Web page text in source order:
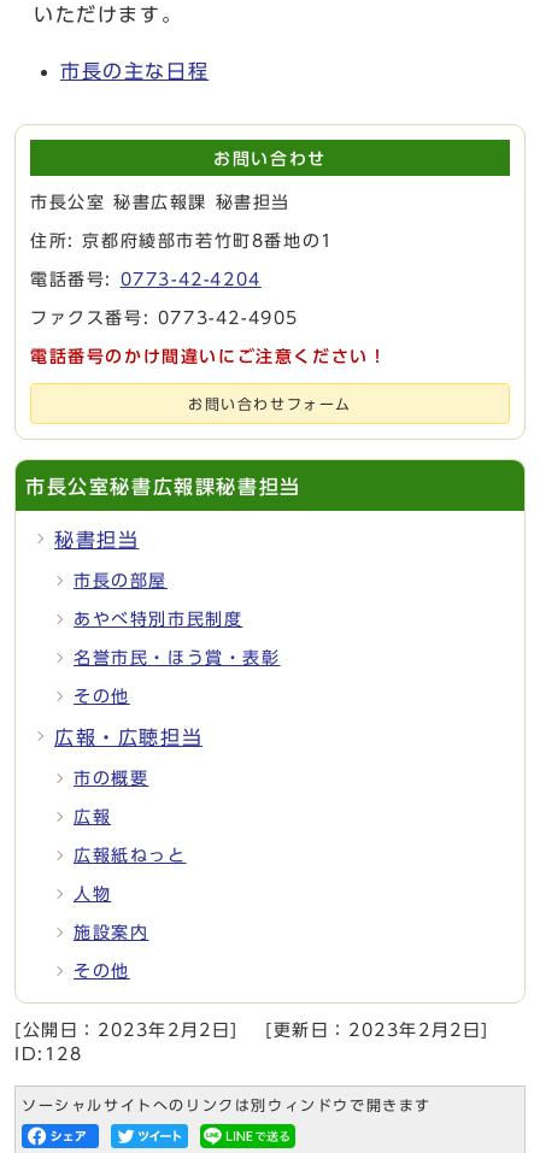
いただけます。
市長の主な日程
お問い合わせ
市長公室 秘書広報課 秘書担当
住所: 京都府綾部市若竹町8番地の1
電話番号: 0773-42-4204
ファクス番号: 0773-42-4905
電話番号のかけ間違いにご注意ください！
お問い合わせフォーム
市長公室秘書広報課秘書担当
秘書担当
市長の部屋
あやべ特別市民制度
名誉市民・ほう賞・表彰
その他
広報・広聴担当
市の概要
広報
広報紙ねっと
人物
施設案内
その他
[公開日： 2023年2月2日 [更新日： 2023年2月2日
ID:128
ソーシャルサイトへのリンクは別ウィンドウで開きます